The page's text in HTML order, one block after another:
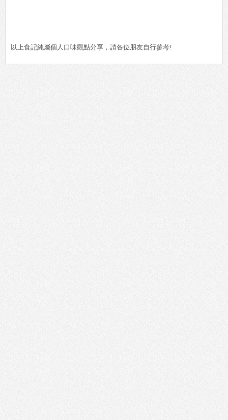
以上食記純屬個人口味觀點分享，請各位朋友自行參考!